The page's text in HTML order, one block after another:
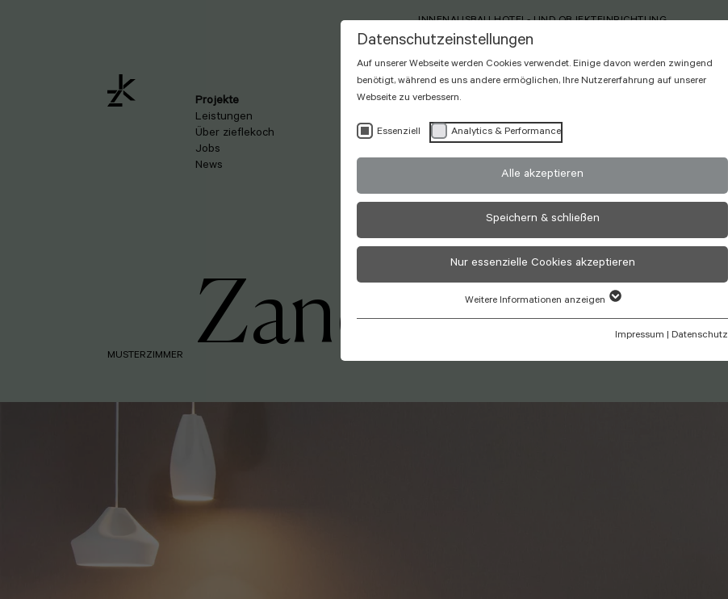
INNENAUSBAU HOTEL- UND OBJEKTEINRICHTUNG
Projekte
Leistungen
Über zieflekoch
Jobs
News
MUSTERZIMMER Zand
Datenschutzeinstellungen
Auf unserer Webseite werden Cookies verwendet. Einige davon werden zwingend
benötigt, während es uns andere ermöglichen, Ihre Nutzererfahrung auf unserer
Webseite zu verbessern.
Essenziell Analytics & Performance
Alle akzeptieren
Speichern & schließen
Nur essenzielle Cookies akzeptieren
Weitere Informationen anzeigen
Impressum | Datenschutz